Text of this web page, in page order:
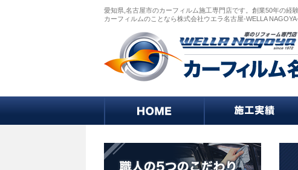
愛知県,名古屋市のカーフィルム施工専門店です。創業50年の経
カーフィルムのことなら株式会社ウエラ名古屋-WELLA